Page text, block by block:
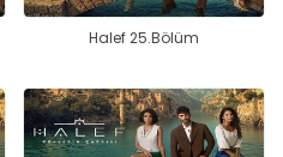
Halef 25.Bölüm